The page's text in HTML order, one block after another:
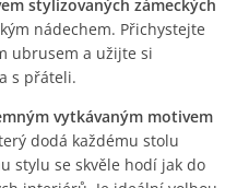
stylizovaných zámeckých
nádechem. Přichystejte
ubrusem a užijte si
s přáteli.
vytkávaným motivem
dodá každému stolu
stylu se skvěle hodí jak do